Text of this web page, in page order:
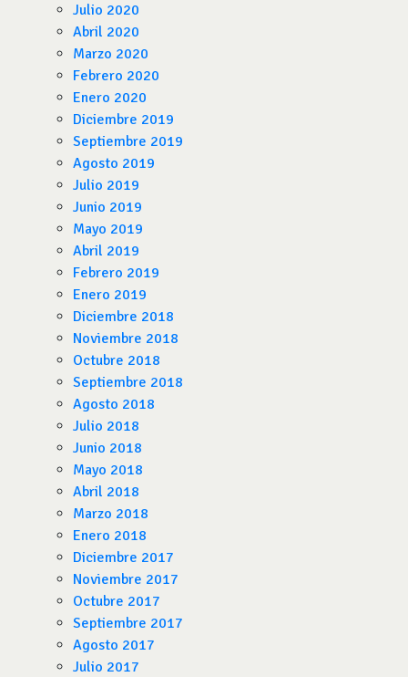
Julio 2020
Abril 2020
Marzo 2020
Febrero 2020
Enero 2020
Diciembre 2019
Septiembre 2019
Agosto 2019
Julio 2019
Junio 2019
Mayo 2019
Abril 2019
Febrero 2019
Enero 2019
Diciembre 2018
Noviembre 2018
Octubre 2018
Septiembre 2018
Agosto 2018
Julio 2018
Junio 2018
Mayo 2018
Abril 2018
Marzo 2018
Enero 2018
Diciembre 2017
Noviembre 2017
Octubre 2017
Septiembre 2017
Agosto 2017
Julio 2017